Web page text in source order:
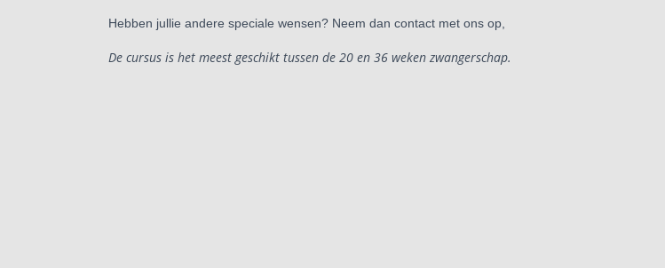
Hebben jullie andere speciale wensen? Neem dan contact met ons op,
De cursus is het meest geschikt tussen de 20 en 36 weken zwangerschap.